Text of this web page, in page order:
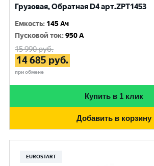
Грузовая, Обратная D4 арт.ZPT1453
Емкость: 145 Ач
Пусковой ток:950 A
15 990руб.
14 685 руб.
при обмене
Купить в 1 клик
Добавить в корзину
EUROSTART